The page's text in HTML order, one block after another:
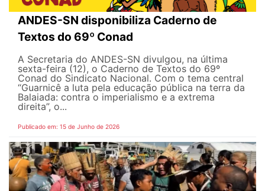
ANDES-SN disponibiliza Caderno de
Textos do 69º Conad
A Secretaria do ANDES-SN divulgou, na última
sexta-feira (12), o Caderno de Textos do 69º
Conad do Sindicato Nacional. Com o tema central
“Guarnicê a luta pela educação pública na terra da
Balaiada: contra o imperialismo e a extrema
direita”, o...
Publicado em: 15 de Junho de 2026